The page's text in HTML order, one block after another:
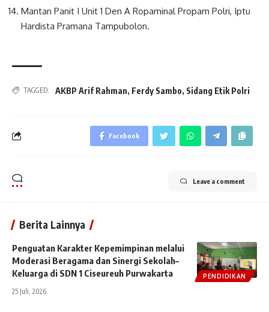
Mantan Panit I Unit 1 Den A Ropaminal Propam Polri, Iptu
Hardista Pramana Tampubolon.
TAGGED: AKBP Arif Rahman, Ferdy Sambo, Sidang Etik Polri
Facebook
Leave a comment
Berita Lainnya
PENDIDIKAN
Penguatan Karakter Kepemimpinan melalui
Moderasi Beragama dan Sinergi Sekolah–
Keluarga di SDN 1 Ciseureuh Purwakarta
25 Juli, 2026